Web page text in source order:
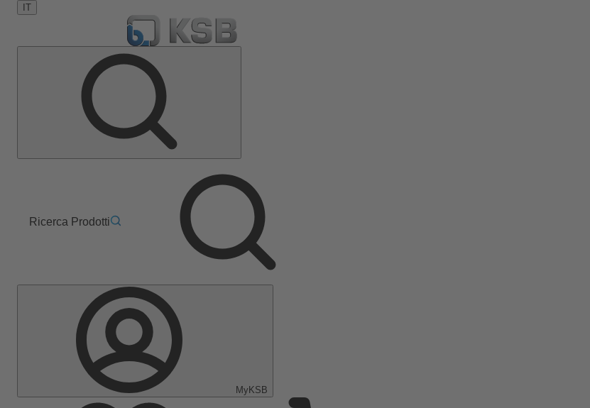
IT
Ricerca Prodotti
MyKSB